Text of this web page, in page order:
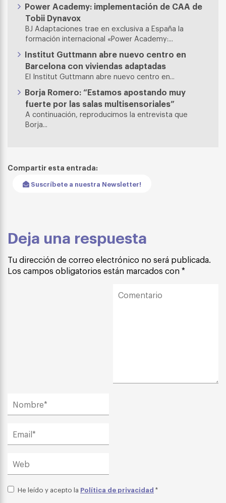
Power Academy: implementación de CAA de
Tobii Dynavox
BJ Adaptaciones trae en exclusiva a España la
formación internacional «Power Academy:...
Institut Guttmann abre nuevo centro en
Barcelona con viviendas adaptadas
El Institut Guttmann abre nuevo centro en...
Borja Romero: “Estamos apostando muy
fuerte por las salas multisensoriales”
A continuación, reproducimos la entrevista que
Borja...
Compartir esta entrada:
Suscríbete a nuestra Newsletter!
Deja una respuesta
Tu dirección de correo electrónico no será publicada.
Los campos obligatorios están marcados con *
He leído y acepto la Política de privacidad *